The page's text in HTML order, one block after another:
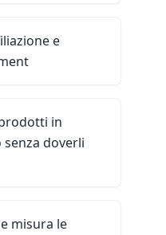
e
in
doverli
misura le